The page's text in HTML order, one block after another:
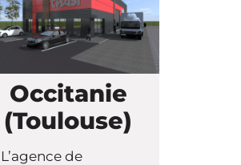
Occitanie
(Toulouse)
L’agence de